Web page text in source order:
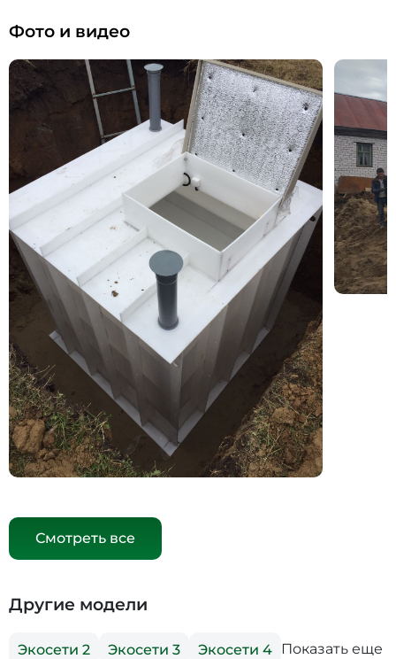
Фото и видео
Смотреть все
Другие модели
Экосети 2 Экосети 3 Экосети 4 Показать еще